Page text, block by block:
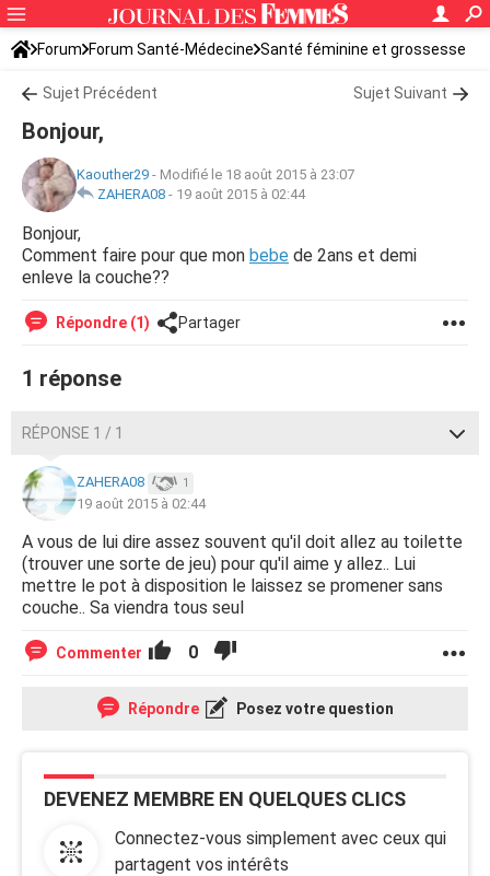
Forum Forum Santé-Médecine Santé féminine et grossesse
Santé du bébé
Sujet Précédent Sujet Suivant
Bonjour,
Kaouther29 - Modifié le 18 août 2015 à 23:07
ZAHERA08 - 19 août 2015 à 02:44
Bonjour,
Comment faire pour que mon bebe de 2ans et demi
enleve la couche??
Répondre (1) Partager
1 réponse
RÉPONSE 1 / 1
ZAHERA08 1
19 août 2015 à 02:44
A vous de lui dire assez souvent qu'il doit allez au toilette
(trouver une sorte de jeu) pour qu'il aime y allez.. Lui
mettre le pot à disposition le laissez se promener sans
couche.. Sa viendra tous seul
Commenter 0
Répondre Posez votre question
DEVENEZ MEMBRE EN QUELQUES CLICS
Connectez-vous simplement avec ceux qui
partagent vos intérêts